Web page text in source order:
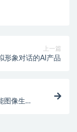
上一篇
形象对话的AI产品
图像生